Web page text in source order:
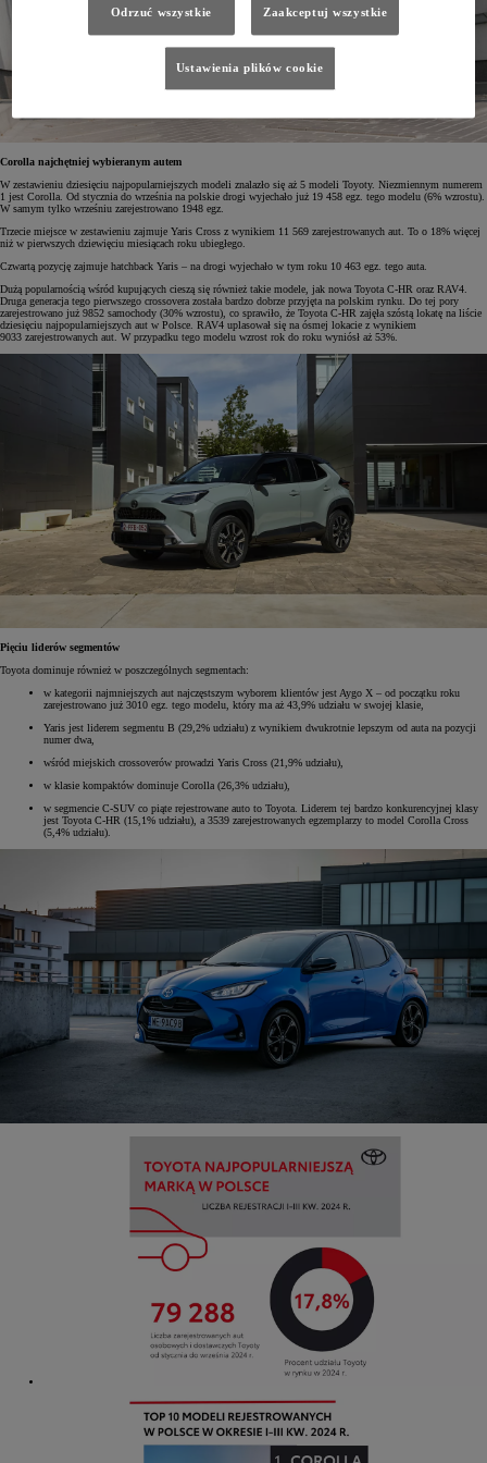
Corolla najchętniej wybieranym autem
W zestawieniu dziesięciu najpopularniejszych modeli znalazło się aż 5 modeli Toyoty. Niezmiennym numerem
1 jest Corolla. Od stycznia do września na polskie drogi wyjechało już 19 458 egz. tego modelu (6% wzrostu).
W samym tylko wrześniu zarejestrowano 1948 egz.
Trzecie miejsce w zestawieniu zajmuje Yaris Cross z wynikiem 11 569 zarejestrowanych aut. To o 18% więcej
niż w pierwszych dziewięciu miesiącach roku ubiegłego.
Czwartą pozycję zajmuje hatchback Yaris – na drogi wyjechało w tym roku 10 463 egz. tego auta.
Dużą popularnością wśród kupujących cieszą się również takie modele, jak nowa Toyota C-HR oraz RAV4.
Druga generacja tego pierwszego crossovera została bardzo dobrze przyjęta na polskim rynku. Do tej pory
zarejestrowano już 9852 samochody (30% wzrostu), co sprawiło, że Toyota C-HR zajęła szóstą lokatę na liście
dziesięciu najpopularniejszych aut w Polsce. RAV4 uplasował się na ósmej lokacie z wynikiem
9033 zarejestrowanych aut. W przypadku tego modelu wzrost rok do roku wyniósł aż 53%.
Pięciu liderów segmentów
Toyota dominuje również w poszczególnych segmentach:
w kategorii najmniejszych aut najczęstszym wyborem klientów jest Aygo X – od początku roku
zarejestrowano już 3010 egz. tego modelu, który ma aż 43,9% udziału w swojej klasie,
Yaris jest liderem segmentu B (29,2% udziału) z wynikiem dwukrotnie lepszym od auta na pozycji
numer dwa,
wśród miejskich crossoverów prowadzi Yaris Cross (21,9% udziału),
w klasie kompaktów dominuje Corolla (26,3% udziału),
w segmencie C-SUV co piąte rejestrowane auto to Toyota. Liderem tej bardzo konkurencyjnej klasy
jest Toyota C-HR (15,1% udziału), a 3539 zarejestrowanych egzemplarzy to model Corolla Cross
(5,4% udziału).
Odrzuć wszystkie Zaakceptuj wszystkie
Ustawienia plików cookie